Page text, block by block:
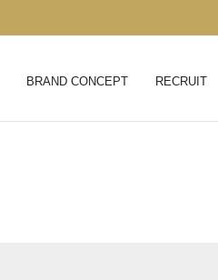
BRAND CONCEPT RECRUIT